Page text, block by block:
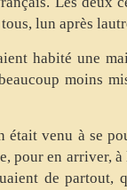
lun après
habité une
moins
venu à se
pour en
de partout,